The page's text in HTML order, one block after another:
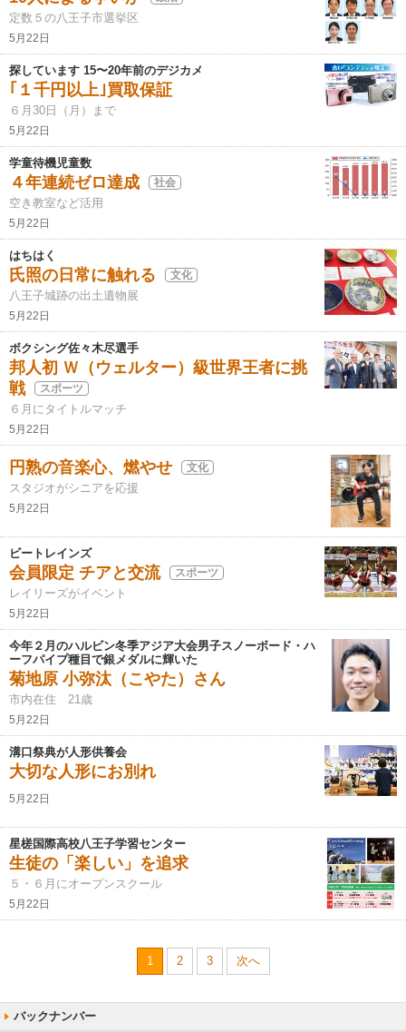
定数５の八王子市選挙区
5月22日
探しています 15〜20年前のデジカメ
｢１千円以上｣買取保証
６月30日（月）まで
5月22日
学童待機児童数
４年連続ゼロ達成 社会
空き教室など活用
5月22日
はちはく
氏照の日常に触れる 文化
八王子城跡の出土遺物展
5月22日
ボクシング佐々木尽選手
邦人初 Ｗ（ウェルター）級世界王者に挑
戦
スポーツ
６月にタイトルマッチ
5月22日
円熟の音楽心、燃やせ 文化
スタジオがシニアを応援
5月22日
ビートレインズ
会員限定 チアと交流 スポーツ
レイリーズがイベント
5月22日
今年２月のハルビン冬季アジア大会男子スノーボード・ハ
ーフパイプ種目で銀メダルに輝いた
菊地原 小弥汰（こやた）さん
市内在住 21歳
5月22日
溝口祭典が人形供養会
大切な人形にお別れ
5月22日
星槎国際高校八王子学習センター
生徒の「楽しい」を追求
５・６月にオープンスクール
5月22日
1 2 3 次へ